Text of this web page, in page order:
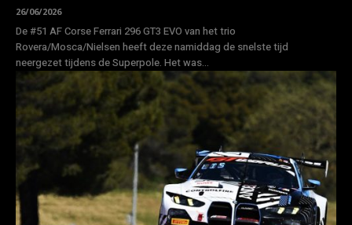
26/06/2026
De #51 AF Corse Ferrari 296 GT3 EVO van het trio
Rovera/Mosca/Nielsen heeft deze namiddag de snelste tijd
neergezet tijdens de Superpole. Het was...